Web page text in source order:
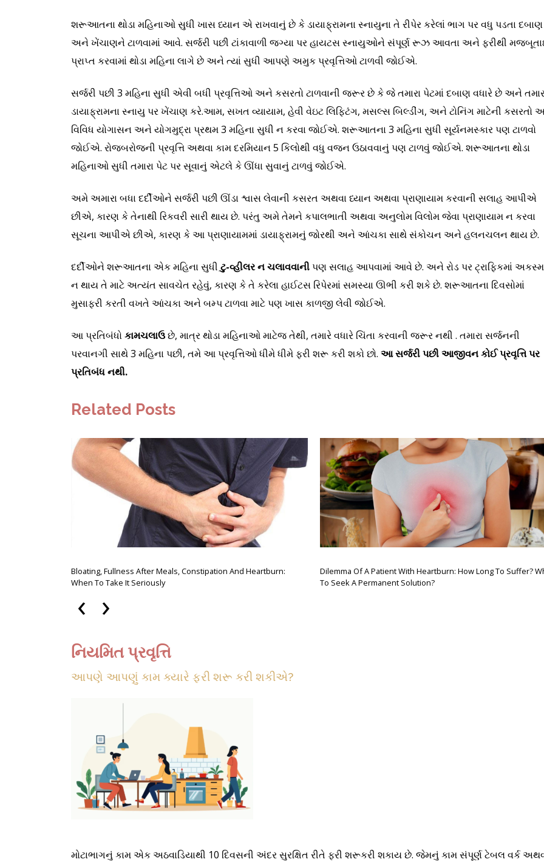
શરૂઆતના થોડા મહિનાઓ સુધી ખાસ ધ્યાન એ રાખવાનું છે કે ડાયાફ્રામના સ્નાયુના તે રીપેર કરેલાં ભાગ પર વધુ પડતા દબાણ
અને ખેંચાણને ટાળવામાં આવે. સર્જરી પછી ટાંકાવાળી જગ્યા પર હાયટસ સ્નાયુઓને સંપૂર્ણ રૂઝ આવતા અને ફરીથી
પ્રાપ્ત કરવામાં થોડા મહિના લાગે છે અને ત્યાં સુધી આપણે અમુક પ્રવૃત્તિઓ ટાળવી જોઈએ.
સર્જરી પછી 3 મહિના સુધી એવી બધી પ્રવૃત્તિઓ અને કસરતો ટાળવાની જરૂર છે કે જે તમારા પેટમાં દબાણ વધારે છે અને
ડાયાફ્રામના સ્નાયુ પર ખેંચાણ કરે.આમ, સખત વ્યાયામ, હેવી વેઇટ લિફ્ટિંગ, મસલ્સ બિલ્ડીંગ, અને ટોનિંગ માટેની કસરતો
વિવિધ યોગાસન અને યોગમુદ્રા પ્રથમ 3 મહિના સુધી ન કરવા જોઈએ. શરૂઆતના 3 મહિના સુધી સૂર્યનમસ્કાર પણ ટાળવો
જોઈએ. રોજબરોજની પ્રવૃત્તિ અથવા કામ દરમિયાન 5 કિલોથી વધુ વજન ઉઠાવવાનું પણ ટાળવું જોઈએ. શરૂઆતના થોડા
મહિનાઓ સુધી તમારા પેટ પર સૂવાનું એટલે કે ઊંધા સુવાનું ટાળવું જોઈએ.
અમે અમારા બધા દર્દીઓને સર્જરી પછી ઊંડા શ્વાસ લેવાની કસરત અથવા ધ્યાન અથવા પ્રાણાયામ કરવાની સલાહ આપીએ
છીએ, કારણ કે તેનાથી રિકવરી સારી થાય છે. પરંતુ અમે તેમને કપાલભાતી અથવા અનુલોમ વિલોમ જેવા પ્રાણાયામ ન કરવા
સૂચના આપીએ છીએ, કારણ કે આ પ્રાણાયામમાં ડાયાફ્રામનું જોરથી અને આંચકા સાથે સંકોચન અને હલનચલન થાય છે.
દર્દીઓને શરૂઆતના એક મહિના સુધી ટુ-વ્હીલર ન ચલાવવાનીપણ સલાહ આપવામાં આવે છે. અને રોડ પર ટ્રાફિકમાં
ન થાય તે માટે અત્યંત સાવચેત રહેવું, કારણ કે તે કરેલા હાઈટસ રિપેરમાં સમસ્યા ઊભી કરી શકે છે. શરૂઆતના દિવસોમાં
મુસાફરી કરતી વખતે આંચકા અને બમ્પ ટાળવા માટે પણ ખાસ કાળજી લેવી જોઈએ.
આ પ્રતિબંધોકામચલાઉછે, માત્ર થોડા મહિનાઓ માટેજ તેથી, તમારે વધારે ચિંતા કરવાની જરૂર નથી . તમારા સર્જનની
પરવાનગી સાથે 3 મહિના પછી, તમે આ પ્રવૃત્તિઓ ધીમે ધીમે ફરી શરૂ કરી શકો છો. આ સર્જરી પછી આજીવન કોઈ પ્રવૃત્તિ પર
પ્રતિબંધ નથી.
Related Posts
Bloating, Fullness After Meals, Constipation And Heartburn:
When To Take It Seriously
Dilemma Of A Patient With Heartburn: How Long To Suffer?
To Seek A Permanent Solution?
‹ ›
નિયમિત પ્રવૃત્તિ
આપણે આપણું કામ ક્યારે ફરી શરૂ કરી શકીએ?
મોટાભાગનું કામ એક અઠવાડિયાથી 10 દિવસની અંદર સુરક્ષિત રીતે ફરી શરૂકરી શકાય છે. જેમનું કામ સંપૂર્ણ ટેબલ વર્ક